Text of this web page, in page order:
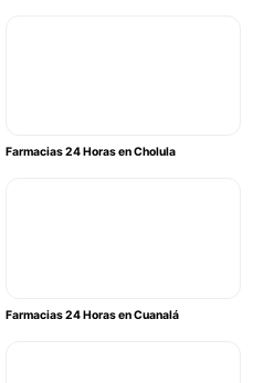
Farmacias 24 Horas en Cholula
Farmacias 24 Horas en Cuanalá